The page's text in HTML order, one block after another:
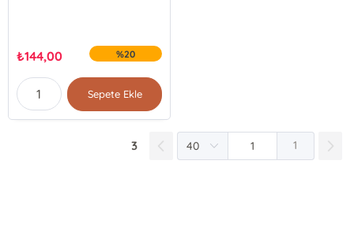
₺144,00 %20
Sepete Ekle
3 1